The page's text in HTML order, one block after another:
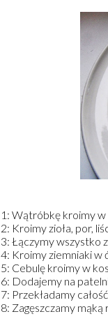
Wątróbkę kroimy
Kroimy zioła, por,
Łączymy wszystko
Kroimy ziemniaki w
Cebulę kroimy w
Dodajemy na
Przekładamy
Zagęszczamy